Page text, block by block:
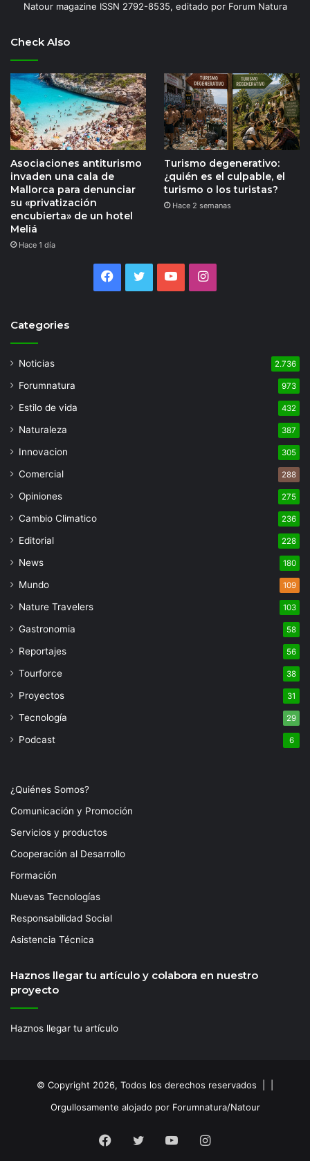
Natour magazine ISSN 2792-8535, editado por Forum Natura
Check Also
Asociaciones antiturismo
invaden una cala de
Mallorca para denunciar
su «privatización
encubierta» de un hotel
Meliá
Hace 1 día
Turismo degenerativo:
¿quién es el culpable, el
turismo o los turistas?
Hace 2 semanas
Facebook
TwitterYouTubeInstagram
Categories
Noticias 2.736
Forumnatura 973
Estilo de vida 432
Naturaleza 387
Innovacion 305
Comercial 288
Opiniones 275
Cambio Climatico 236
Editorial 228
News 180
Mundo 109
Nature Travelers 103
Gastronomia 58
Reportajes 56
Tourforce 38
Proyectos 31
Tecnología 29
Podcast 6
¿Quiénes Somos?
Comunicación y Promoción
Servicios y productos
Cooperación al Desarrollo
Formación
Nuevas Tecnologías
Responsabilidad Social
Asistencia Técnica
Haznos llegar tu artículo y colabora en nuestro
proyecto
Haznos llegar tu artículo
© Copyright 2026, Todos los derechos reservados | |
Orgullosamente alojado por Forumnatura/Natour
Facebook
TwitterYouTubeInstagram